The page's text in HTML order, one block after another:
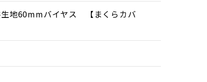
生地60mmバイヤス 【まくらカバ